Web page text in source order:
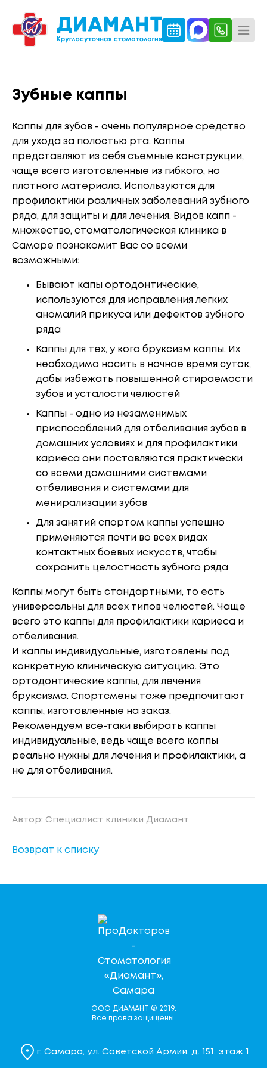
Зубные каппы
Каппы для зубов - очень популярное средство
для ухода за полостью рта. Каппы
представляют из себя съемные конструкции,
чаще всего изготовленные из гибкого, но
плотного материала. Используются для
профилактики различных заболеваний зубного
ряда, для защиты и для лечения. Видов капп -
множество, стоматологическая клиника в
Самаре познакомит Вас со всеми
возможными:
Бывают капы ортодонтические,
используются для исправления легких
аномалий прикуса или дефектов зубного
ряда
Каппы для тех, у кого бруксизм каппы. Их
необходимо носить в ночное время суток,
дабы избежать повышенной стираемости
зубов и усталости челюстей
Каппы - одно из незаменимых
приспособлений для отбеливания зубов в
домашних условиях и для профилактики
кариеса они поставляются практически
со всеми домашними системами
отбеливания и системами для
менирализации зубов
Для занятий спортом каппы успешно
применяются почти во всех видах
контактных боевых искусств, чтобы
сохранить целостность зубного ряда
Каппы могут быть стандартными, то есть
универсальны для всех типов челюстей. Чаще
всего это каппы для профилактики кариеса и
отбеливания.
И каппы индивидуальные, изготовлены под
конкретную клиническую ситуацию. Это
ортодонтические каппы, для лечения
бруксизма. Спортсмены тоже предпочитают
каппы, изготовленные на заказ.
Рекомендуем все-таки выбирать каппы
индивидуальные, ведь чаще всего каппы
реально нужны для лечения и профилактики, а
не для отбеливания.
Автор: Специалист клиники Диамант
Возврат к списку
ООО ДИАМАНТ © 2019.
Все права защищены.
г. Самара, ул. Советской Армии, д. 151, этаж 1